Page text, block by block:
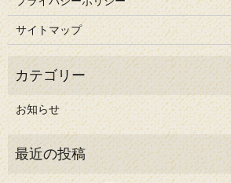
サイトマップ
お知らせ